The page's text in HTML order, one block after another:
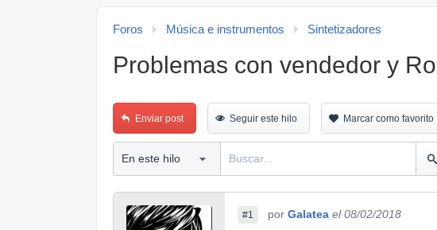
Foros Música e instrumentos Sintetizadores
Problemas con vendedor y
Enviar post Seguir este hilo Marcar como favorito
#1 por Galatea el 08/02/2018